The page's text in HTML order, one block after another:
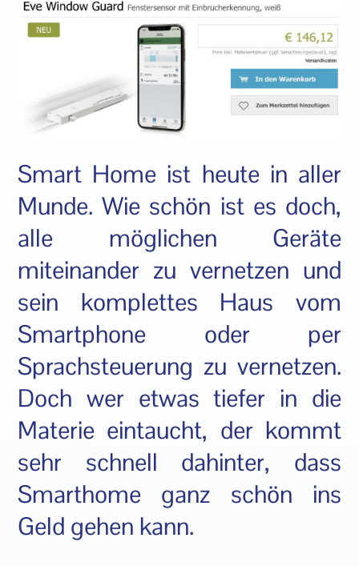
Smart Home ist heute in aller
Munde. Wie schön ist es doch,
alle möglichen Geräte
miteinander zu vernetzen und
sein komplettes Haus vom
Smartphone oder per
Sprachsteuerung zu vernetzen.
Doch wer etwas tiefer in die
Materie eintaucht, der kommt
sehr schnell dahinter, dass
Smarthome ganz schön ins
Geld gehen kann.